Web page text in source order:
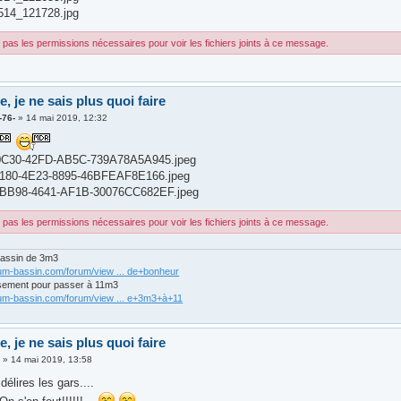
pas les permissions nécessaires pour voir les fichiers joints à ce message.
je ne sais plus quoi faire
» 14 mai 2019, 12:32
42FD-AB5C-739A78A5A945.jpeg
4E23-8895-46BFEAF8E166.jpeg
4641-AF1B-30076CC682EF.jpeg
pas les permissions nécessaires pour voir les fichiers joints à ce message.
de 3m3
bassin.com/forum/view ... de+bonheur
pour passer à 11m3
bassin.com/forum/view ... e+3m3+à+11
je ne sais plus quoi faire
»14 mai 2019, 13:58
les gars....